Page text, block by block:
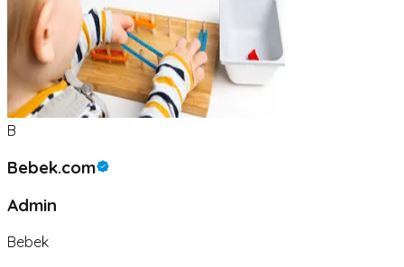
B
Bebek.com
Admin
Bebek